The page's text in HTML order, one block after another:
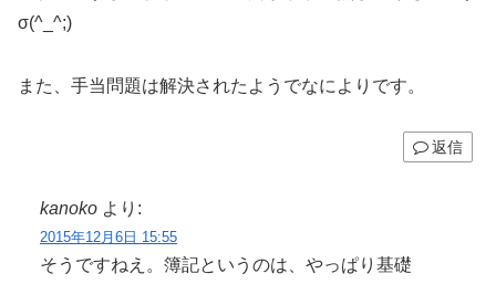
σ(^_^;)
また、手当問題は解決されたようでなによりです。
返信
kanoko より:
2015年12月6日 15:55
そうですねえ。簿記というのは、やっぱり基礎